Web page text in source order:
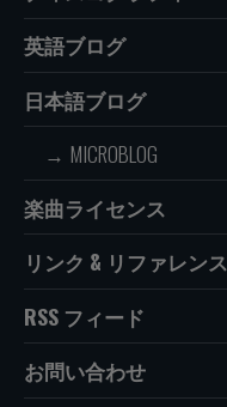
英語ブログ
日本語ブログ
MICROBLOG
楽曲ライセンス
リンク & リファレンス
RSS フィード
お問い合わせ